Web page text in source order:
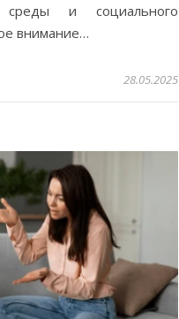
среды и социального
внимание…
28.05.2025